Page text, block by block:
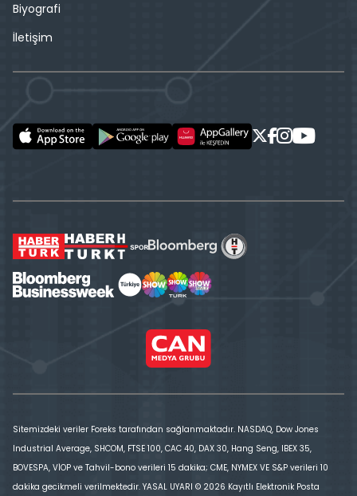
Biyografi
İletişim
Sitemizdeki veriler Foreks tarafından sağlanmaktadır. NASDAQ, Dow Jones
Industrial Average, SHCOM, FTSE 100, CAC 40, DAX 30, Hang Seng, IBEX 35,
BOVESPA, VİOP ve Tahvil-bono verileri 15 dakika; CME, NYMEX VE S&P verileri 10
dakika gecikmeli verilmektedir. YASAL UYARI © 2026 Kayıtlı Elektronik Posta